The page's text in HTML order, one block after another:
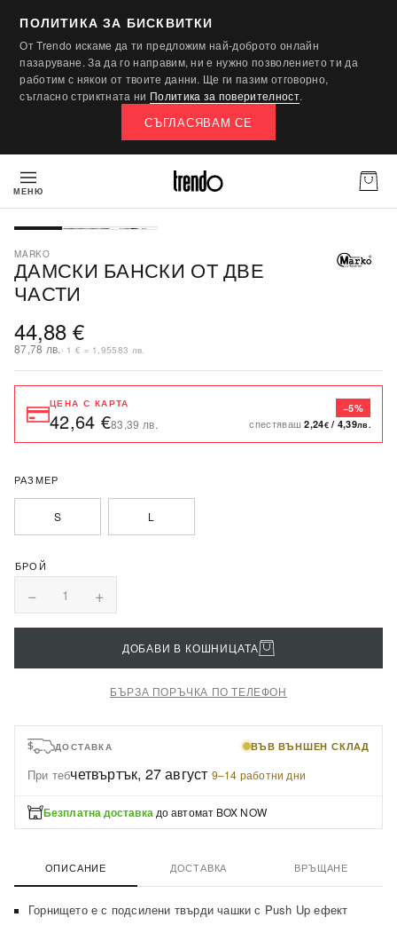
ПОЛИТИКА ЗА БИСКВИТКИ
От Trendo искаме да ти предложим най-доброто онлайн
пазаруване. За да го направим, ни е нужно позволението ти да
работим с някои от твоите данни. Ще ги пазим отговорно,
съгласно стриктната ни Политика за поверителност.
СЪГЛАСЯВАМ СЕ
МЕНЮ
MARKO
ДАМСКИ БАНСКИ ОТ ДВЕ
ЧАСТИ
44,88 €
87,78 лв. · 1 € = 1,95583 лв.
ЦЕНА С КАРТА
42,64 €83,39 лв.
−5%
спестяваш2,24€/ 4,39лв.
РАЗМЕР
S L
− 1 +
ДОБАВИ В КОШНИЦАТА
БЪРЗА ПОРЪЧКА ПО ТЕЛЕФОН
ДОСТАВКА ВЪВ ВЪНШЕН СКЛАД
При тебчетвъртък, 27 август·9–14 работни дни
Безплатна доставка до автомат BOX NOW
ОПИСАНИЕ ДОСТАВКА ВРЪЩАНЕ
Горнището е с подсилени твърди чашки с Push Up ефект